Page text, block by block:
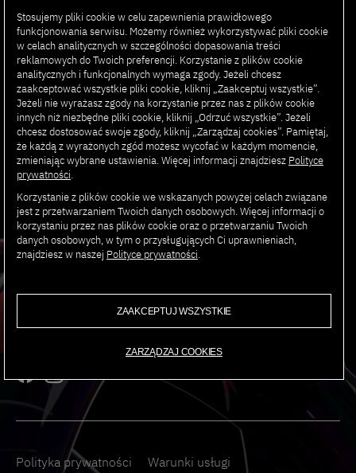
Kontakt
PROGRAM
PRELEGENCI
LOKALIZACJA
REJESTRACJA
PARTNERZY
KONTAKT
FAQ
REGULAMIN
WYDARZENIA
Polityka prywatności Warunki usługi
Stosujemy pliki cookie w celu zapewnienia prawidłowego
funkcjonowania serwisu. Możemy również wykorzystywać pliki cookie
w celach analitycznych w szczególności dopasowania treści
reklamowych do Twoich preferencji. Korzystanie z plików cookie
analitycznych i funkcjonalnych wymaga zgody. Jeżeli chcesz
zaakceptować wszystkie pliki cookie, kliknij „Zaakceptuj wszystkie”.
Jeżeli nie wyrażasz zgody na korzystanie przez nas z plików cookie
innych niż niezbędne pliki cookie, kliknij „Odrzuć wszystkie”. Jeżeli
chcesz dostosować swoje zgody, kliknij „Zarządzaj cookies”. Pamiętaj,
że każdą z wyrażonych zgód możesz wycofać w każdym momencie,
zmieniając wybrane ustawienia. Więcej informacji znajdziesz Polityce
prywatności.
Korzystanie z plików cookie we wskazanych powyżej celach związane
jest z przetwarzaniem Twoich danych osobowych. Więcej informacji o
korzystaniu przez nas plików cookie oraz o przetwarzaniu Twoich
danych osobowych, w tym o przysługujących Ci uprawnieniach,
znajdziesz w naszej Polityce prywatności.
ZAAKCEPTUJ WSZYSTKIE
ZARZĄDZAJ COOKIES